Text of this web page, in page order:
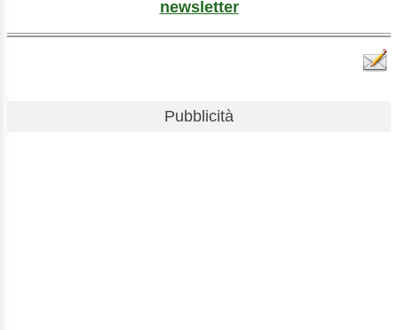
newsletter
Pubblicità